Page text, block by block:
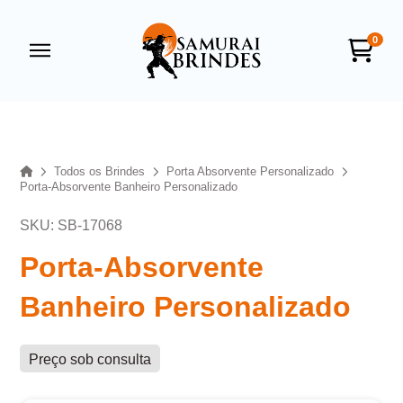
0
HomeTodos os Brindes
Porta Absorvente Personalizado
Porta-Absorvente Banheiro Personalizado
SKU: SB-17068
Porta-Absorvente
Banheiro Personalizado
Preço sob consulta